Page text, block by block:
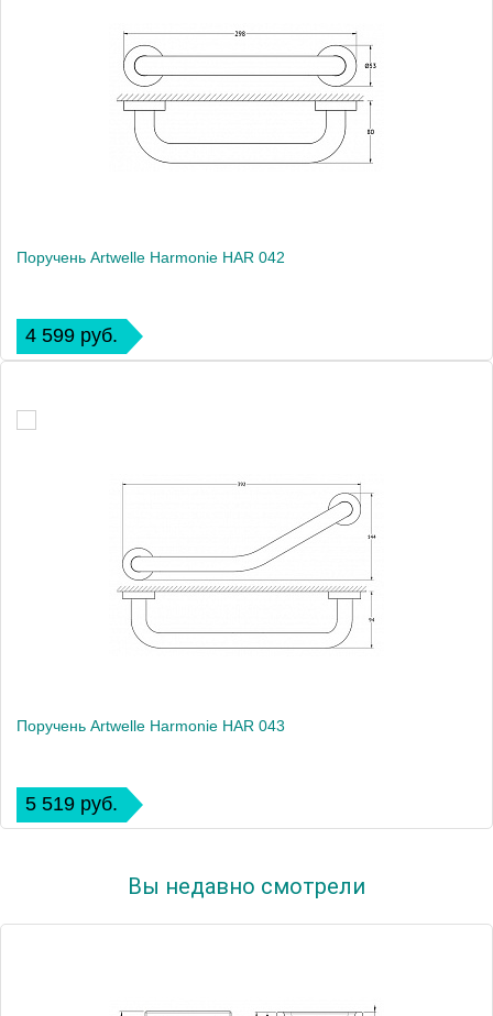
Поручень Artwelle Harmonie HAR 042
4 599 руб.
Поручень Artwelle Harmonie HAR 043
5 519 руб.
Вы недавно смотрели